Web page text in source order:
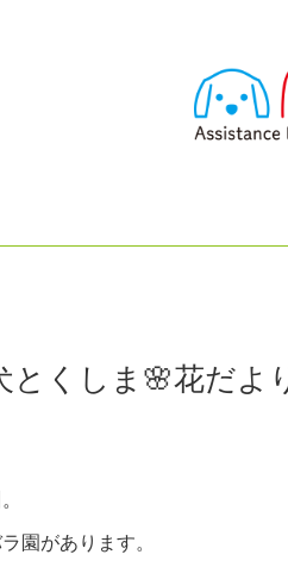
とくしま🌸花だよ
園があります。